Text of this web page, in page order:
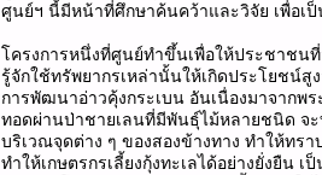
ศูนย์ฯ นี้มีหน้าที่ศึกษาค้นคว้าและวิจัย เพื่อเ
โครงการหนึ่งที่ศูนย์ทำขึ้นเพื่อให้ประชาชน
รู้จักใช้ทรัพยากรเหล่านั้นให้เกิดประโยชน์
การพัฒนาอ่าวคุ้งกระเบน อันเนื่องมาจากพ
ทอดผ่านป่าชายเลนที่มีพันธุ์ไม้หลายชนิด จ
บริเวณจุดต่าง ๆ ของสองข้างทาง ทำให้ทร
ทำให้เกษตรกรเลี้ยงกุ้งทะเลได้อย่างยั่งยื